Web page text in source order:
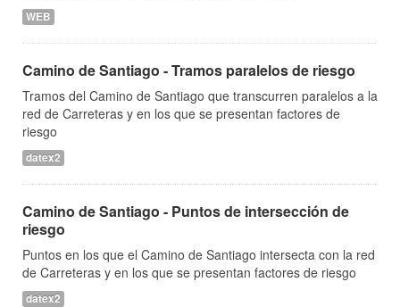
WEB
Camino de Santiago - Tramos paralelos de riesgo
Tramos del Camino de Santiago que transcurren paralelos a la
red de Carreteras y en los que se presentan factores de
riesgo
datex2
Camino de Santiago - Puntos de intersección de
riesgo
Puntos en los que el Camino de Santiago intersecta con la red
de Carreteras y en los que se presentan factores de riesgo
datex2